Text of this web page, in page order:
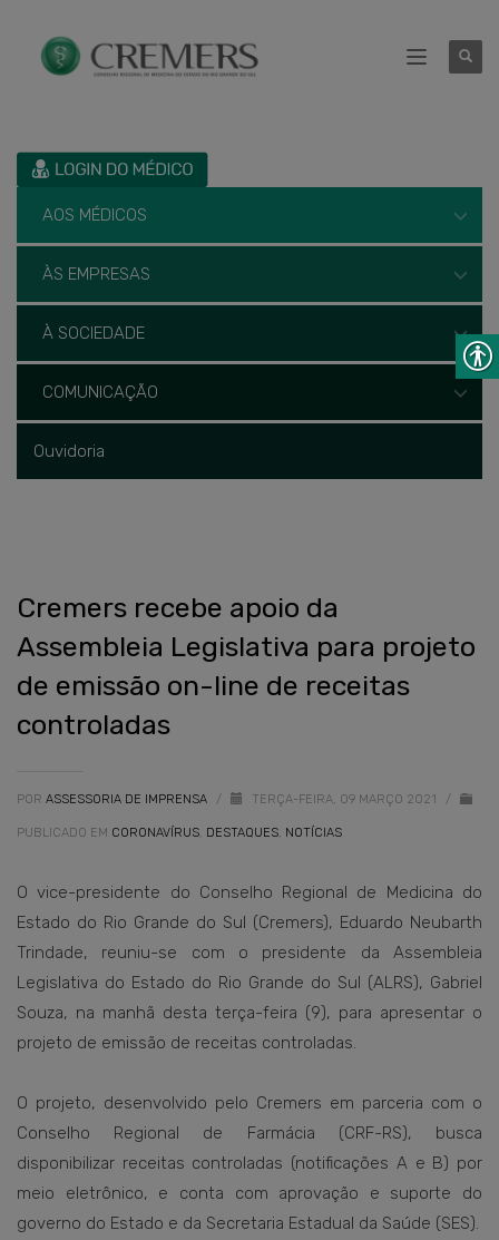
AOS MÉDICOS
ÀS EMPRESAS
À SOCIEDADE
COMUNICAÇÃO
Ouvidoria
Cremers recebe apoio da
Assembleia Legislativa para projeto
de emissão on-line de receitas
controladas
POR ASSESSORIA DE IMPRENSA / TERÇA-FEIRA, 09 MARÇO 2021 /
PUBLICADO EM CORONAVÍRUS, DESTAQUES, NOTÍCIAS
O vice-presidente do Conselho Regional de Medicina do
Estado do Rio Grande do Sul (Cremers), Eduardo Neubarth
Trindade, reuniu-se com o presidente da Assembleia
Legislativa do Estado do Rio Grande do Sul (ALRS), Gabriel
Souza, na manhã desta terça-feira (9), para apresentar o
projeto de emissão de receitas controladas.
O projeto, desenvolvido pelo Cremers em parceria com o
Conselho Regional de Farmácia (CRF-RS), busca
disponibilizar receitas controladas (notificações A e B) por
meio eletrônico, e conta com aprovação e suporte do
governo do Estado e da Secretaria Estadual da Saúde (SES).